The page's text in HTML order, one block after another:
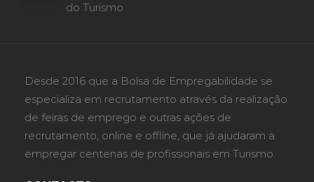
do Turismo
Desde 2016 que a Bolsa de Empregabilidade se
especializa em recrutamento através da realização
de feiras de emprego e outras ações de
recrutamento, online e offline, que já ajudaram a
empregar centenas de profissionais em Turismo.